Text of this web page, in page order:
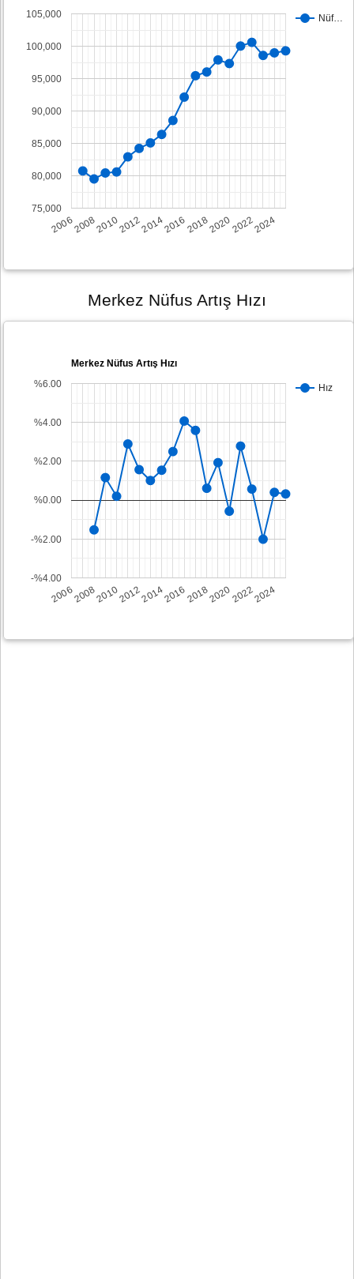
Nüf…
2006200820102012201420162018202020222024
75,000
80,000
85,000
90,000
95,000
100,000
105,000
Merkez Nüfus Artış Hızı
Merkez Nüfus Artış Hızı
Hız
2006200820102012201420162018202020222024
-%4.00
-%2.00
%0.00
%2.00
%4.00
%6.00